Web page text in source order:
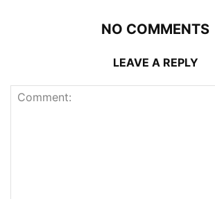
NO COMMENTS
LEAVE A REPLY